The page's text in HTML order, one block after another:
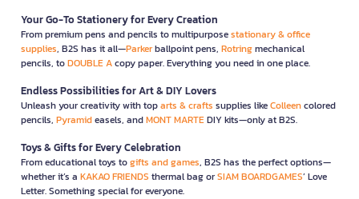
Your Go-To Stationery for Every Creation
From premium pens and pencils to multipurposestationary & office
supplies, B2S has it all—Parkerballpoint pens, Rotringmechanical
pencils, toDOUBLE Acopy paper. Everything you need in one place.
Endless Possibilities for Art & DIY Lovers
Unleash your creativity with toparts & crafts supplies likeColleencolored
pencils, Pyramideasels, andMONT MARTEDIY kits—only at B2S.
Toys & Gifts for Every Celebration
From educational toys togifts and games, B2S has the perfect options—
whether it’s a KAKAO FRIENDS thermal bag orSIAM BOARDGAMES’ Love
Letter. Something special for everyone.